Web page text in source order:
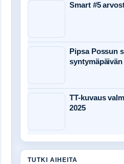
Smart #5
Pipsa Possun
TT-kuvaus
2025
TUTKI AIHEITA